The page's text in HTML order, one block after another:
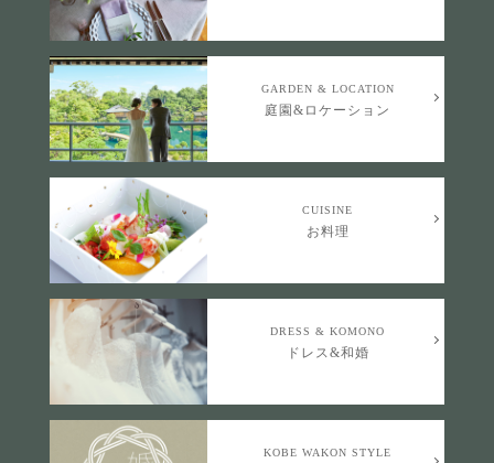
GARDEN & LOCATION
庭園&ロケーション
CUISINE
お料理
DRESS & KOMONO
ドレス&和婚
KOBE WAKON STYLE